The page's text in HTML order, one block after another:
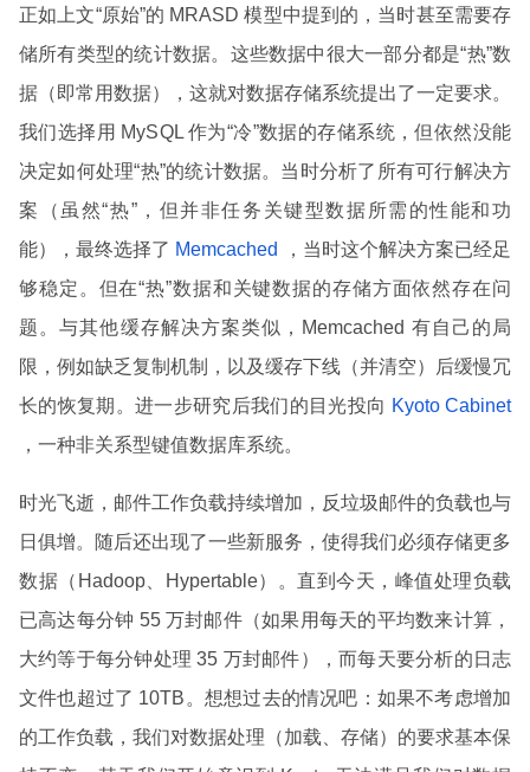
正如上文“原始”的 MRASD 模型中提到的，当时甚至需要存
储所有类型的统计数据。这些数据中很大一部分都是“热”数
据（即常用数据），这就对数据存储系统提出了一定要求。
我们选择用 MySQL 作为“冷”数据的存储系统，但依然没能
决定如何处理“热”的统计数据。当时分析了所有可行解决方
案（虽然“热”，但并非任务关键型数据所需的性能和功
能），最终选择了 Memcached
，当时这个解决方案已经足
够稳定。但在“热”数据和关键数据的存储方面依然存在问
题。与其他缓存解决方案类似，Memcached 有自己的局
限，例如缺乏复制机制，以及缓存下线（并清空）后缓慢冗
长的恢复期。进一步研究后我们的目光投向 Kyoto Cabinet
，一种非关系型键值数据库系统。
时光飞逝，邮件工作负载持续增加，反垃圾邮件的负载也与
日俱增。随后还出现了一些新服务，使得我们必须存储更多
数据（Hadoop、Hypertable）。直到今天，峰值处理负载
已高达每分钟 55 万封邮件（如果用每天的平均数来计算，
大约等于每分钟处理 35 万封邮件），而每天要分析的日志
文件也超过了 10TB。想想过去的情况吧：如果不考虑增加
的工作负载，我们对数据处理（加载、存储）的要求基本保